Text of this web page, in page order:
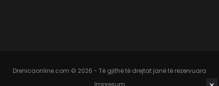
Drenicaonline.com © 2026 - Të gjithë të drejtat janë të rezervuara